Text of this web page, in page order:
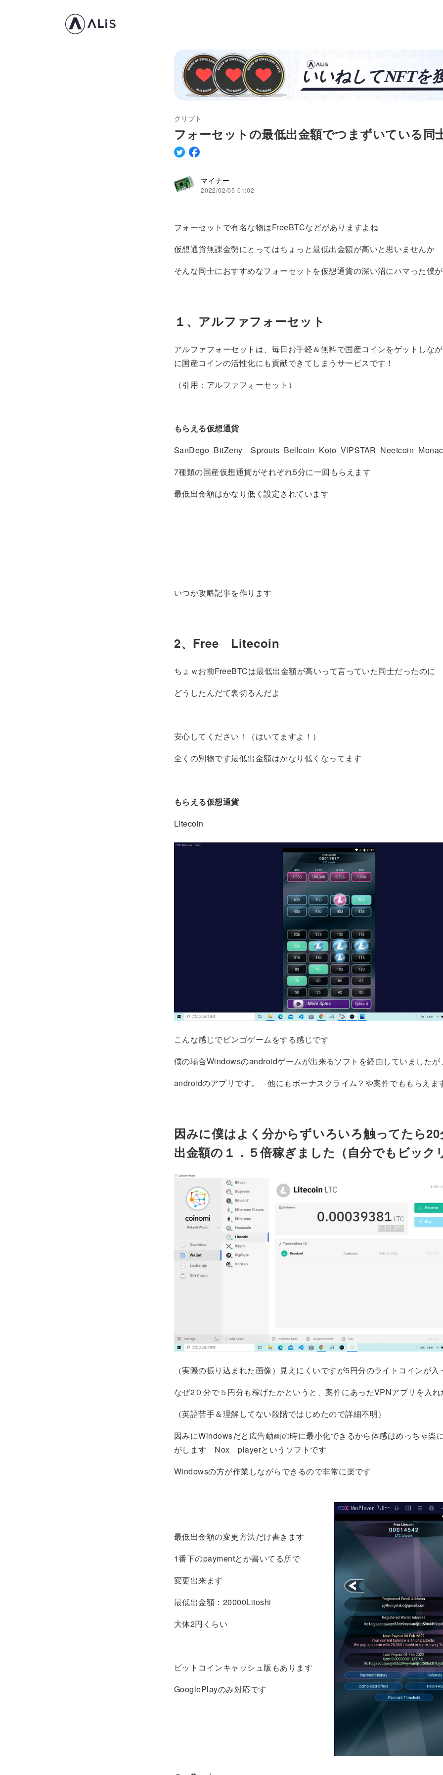
クリプト
フォーセットの最低出金額でつまずいている同
マイナー
2022/02/05 01:02
フォーセットで有名な物はFreeBTCなどがありますよね
仮想通貨無課金勢にとってはちょっと最低出金額が高いと思いませんか
そんな同士におすすめなフォーセットを仮想通貨の深い沼にハマった僕
１、アルファフォーセット
アルファフォーセットは、毎日お手軽＆無料で国産コインをゲットしな
に国産コインの活性化にも貢献できてしまうサービスです！
（引用：アルファフォーセット）
もらえる仮想通貨
SanDego BitZeny Sprouts Bellcoin Koto VIPSTAR Neetcoin
7種類の国産仮想通貨がそれぞれ5分に一回もらえます
最低出金額はかなり低く設定されています
いつか攻略記事を作ります
2、Free Litecoin
ちょｗお前FreeBTCは最低出金額が高いって言っていた同士だったのに
どうしたんだて裏切るんだよ
安心してください！（はいてますよ！）
全くの別物です最低出金額はかなり低くなってます
もらえる仮想通貨
Litecoin
こんな感じでビンゴゲームをする感じです
僕の場合Windowsのandroidゲームが出来るソフトを経由していましたが
androidのアプリです。 他にもボーナスクライム？や案件でももらえま
因みに僕はよく分からずいろいろ触ってたら
出金額の１．５倍稼ぎました（自分でもビック
（実際の振り込まれた画像）見えにくいですが5円分のライトコインが入
なぜ2０分で５円分も稼げたかというと、案件にあったVPNアプリを入
（英語苦手＆理解してない段階ではじめたので詳細不明）
因みにWindowsだと広告動画の時に最小化できるから体感はめっちゃ楽
がします Nox playerというソフトです
Windowsの方が作業しながらできるので非常に楽です
最低出金額の変更方法だけ書きます
1番下のpaymentとか書いてる所で
変更出来ます
最低出金額：20000Litoshi
大体2円くらい
ビットコインキャッシュ版もあります
GooglePlayのみ対応です